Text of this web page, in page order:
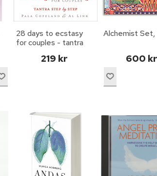
28 days to ecstasy
for couples - tantra
219 kr
Alchemist Set,
600 kr